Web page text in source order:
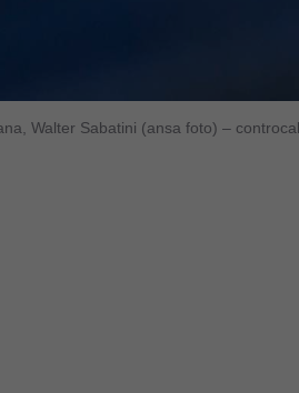
Walter Sabatini (ansa foto) –